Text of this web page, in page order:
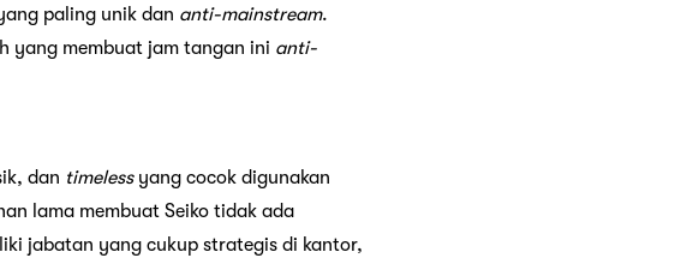
paling unik dan anti-mainstream.
yang membuat jam tangan ini anti-
dan timelessyang cocok digunakan
lama membuat Seiko tidak ada
jabatan yang cukup strategis di kantor,